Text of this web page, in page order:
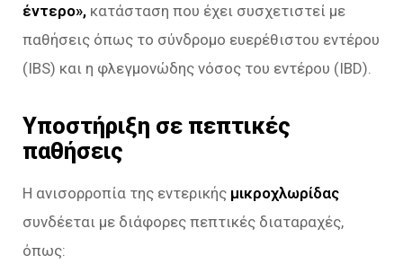
έντερο», κατάσταση που έχει συσχετιστεί με
παθήσεις όπως το σύνδρομο ευερέθιστου εντέρου
(IBS) και η φλεγμονώδης νόσος του εντέρου (IBD).
Υποστήριξη σε πεπτικές
παθήσεις
Η ανισορροπία της εντερικής μικροχλωρίδας
συνδέεται με διάφορες πεπτικές διαταραχές,
όπως: